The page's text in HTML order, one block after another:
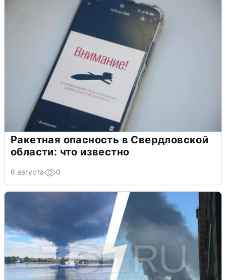
Ракетная опасность в Свердловской
области: что известно
6 августа 0